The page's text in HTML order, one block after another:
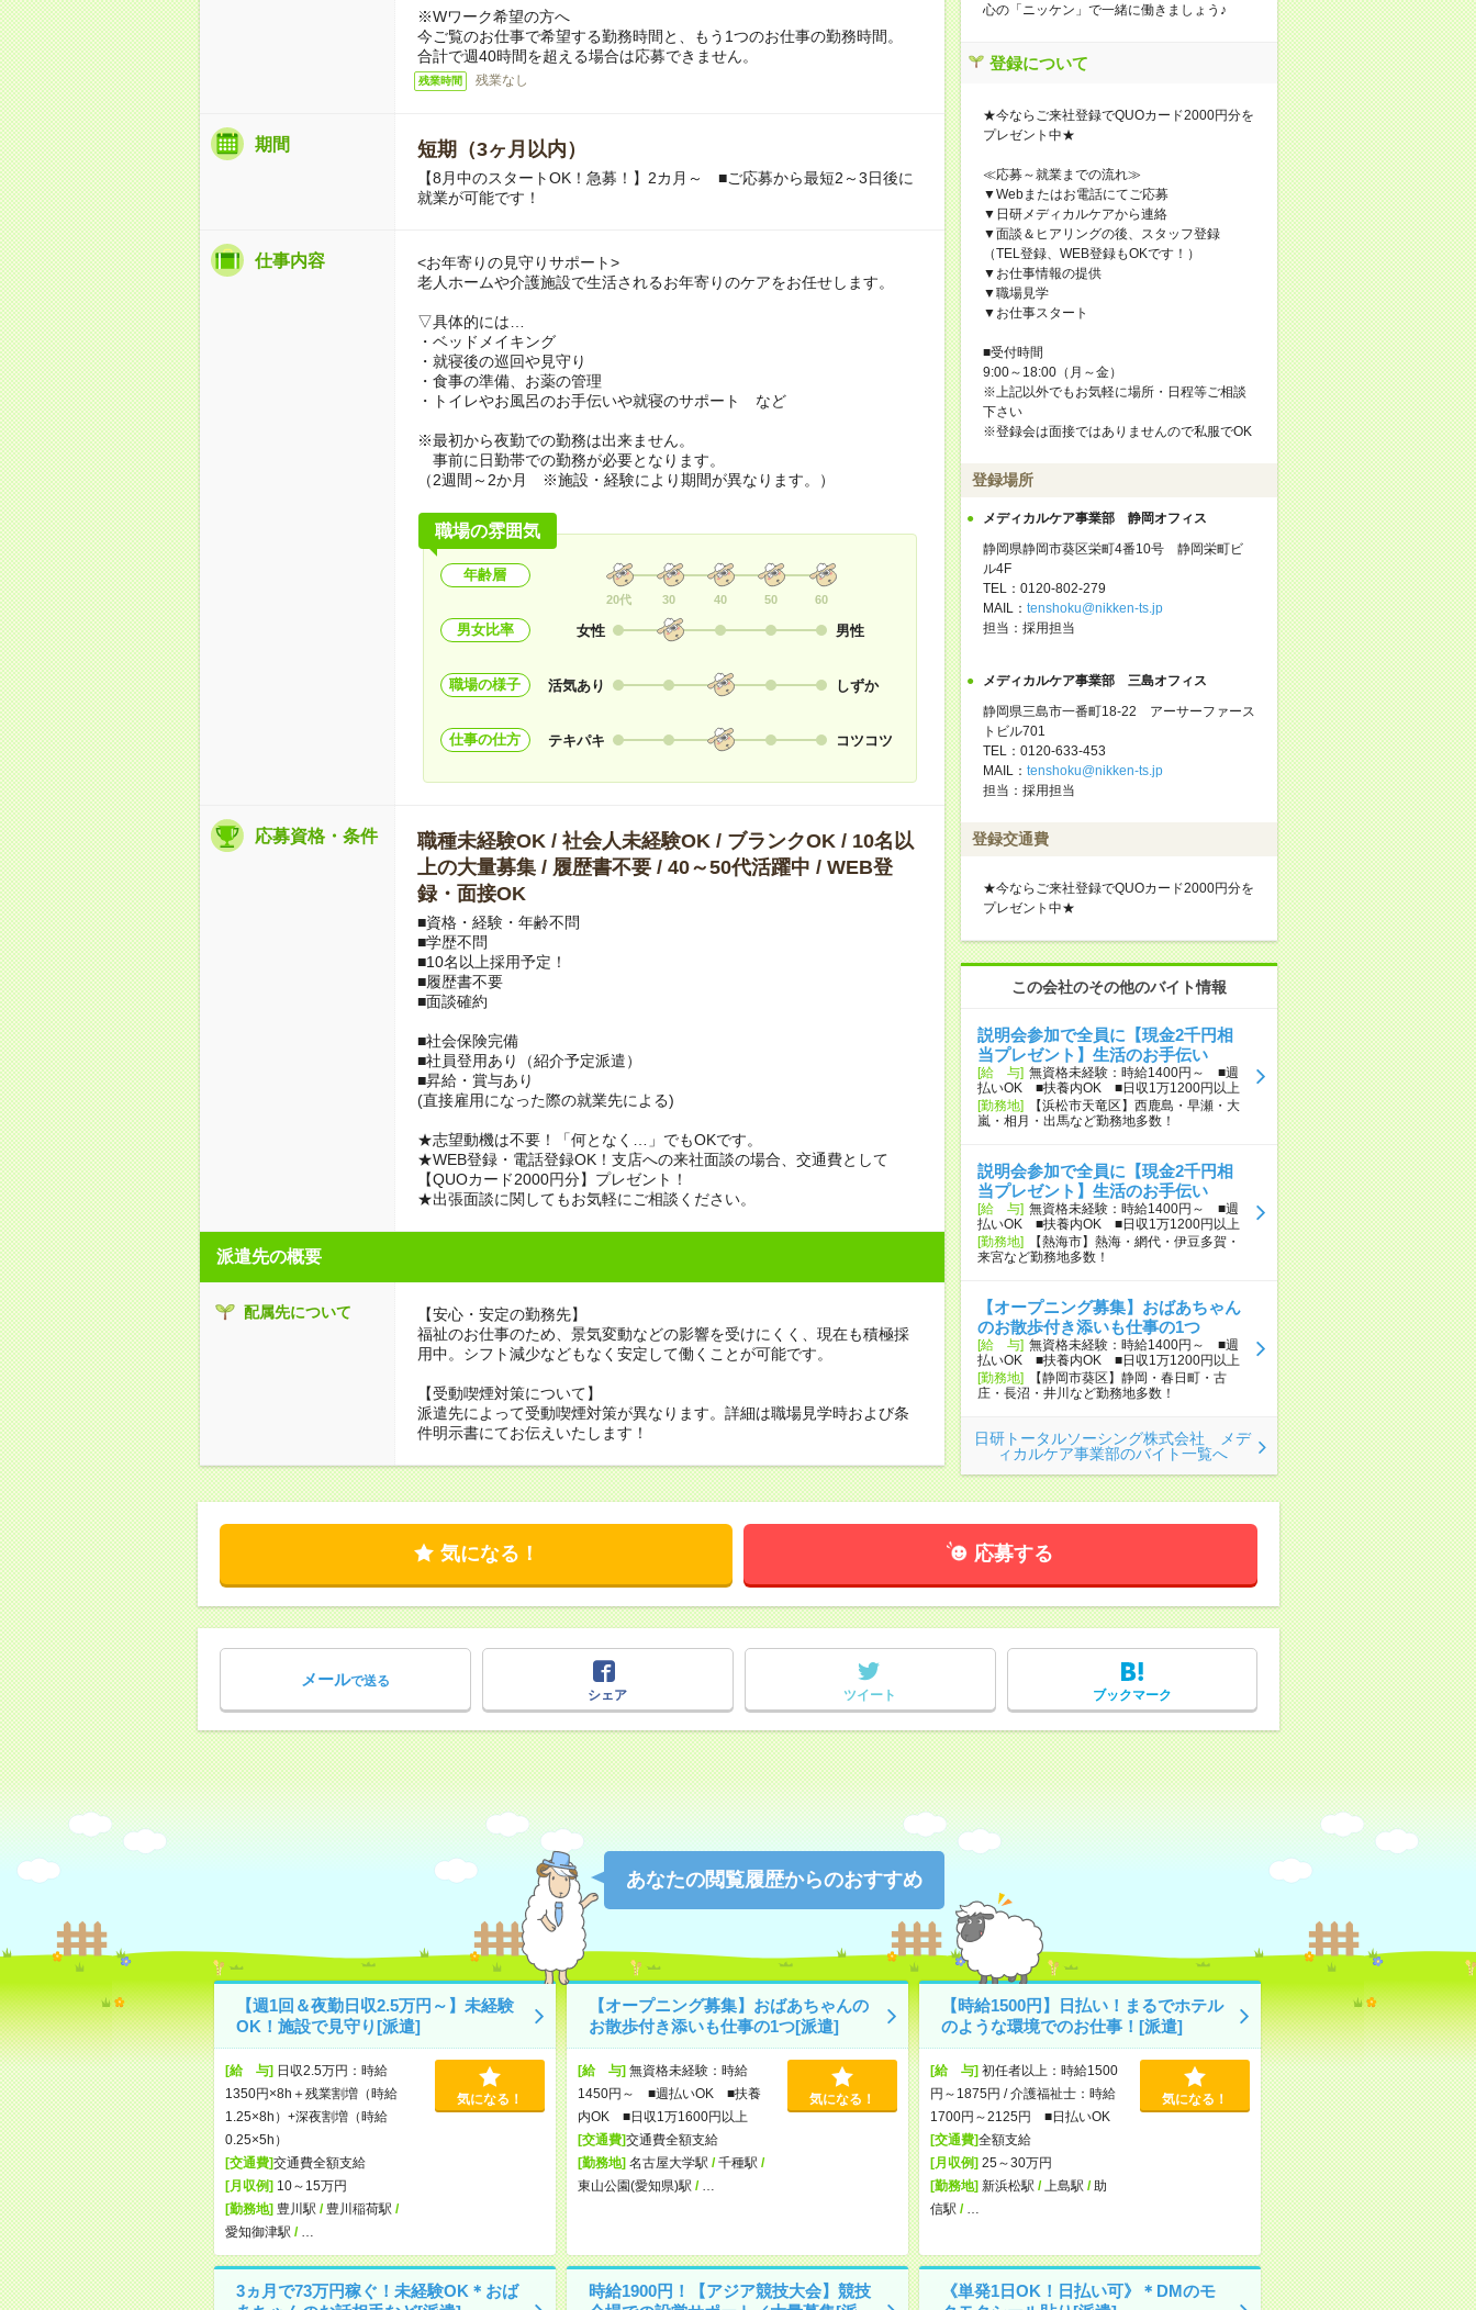
※Wワーク希望の方へ
今ご覧のお仕事で希望する勤務時間と、もう1つのお仕事の勤務時間。
合計で週40時間を超える場合は応募できません。
残業時間 残業なし
期間 短期（3ヶ月以内）
【8月中のスタートOK！急募！】2カ月～ ■ご応募から最短2～3日後に
就業が可能です！
仕事内容
<お年寄りの見守りサポート>
老人ホームや介護施設で生活されるお年寄りのケアをお任せします。
▽具体的には…
・ベッドメイキング
・就寝後の巡回や見守り
・食事の準備、お薬の管理
・トイレやお風呂のお手伝いや就寝のサポート など
※最初から夜勤での勤務は出来ません。
事前に日勤帯での勤務が必要となります。
（2週間～2か月 ※施設・経験により期間が異なります。）
職場の雰囲気
年齢層
20代 30 40 50 60
男女比率 女性 男性
職場の様子 活気あり しずか
仕事の仕方 テキパキ コツコツ
応募資格・条件
職種未経験OK / 社会人未経験OK / ブランクOK / 10名以
上の大量募集 / 履歴書不要 / 40～50代活躍中 / WEB登
録・面接OK
■資格・経験・年齢不問
■学歴不問
■10名以上採用予定！
■履歴書不要
■面談確約
■社会保険完備
■社員登用あり（紹介予定派遣）
■昇給・賞与あり
(直接雇用になった際の就業先による)
★志望動機は不要！「何となく…」でもOKです。
★WEB登録・電話登録OK！支店への来社面談の場合、交通費として
【QUOカード2000円分】プレゼント！
★出張面談に関してもお気軽にご相談ください。
派遣先の概要
配属先について
【安心・安定の勤務先】
福祉のお仕事のため、景気変動などの影響を受けにくく、現在も積極採
用中。シフト減少などもなく安定して働くことが可能です。
【受動喫煙対策について】
派遣先によって受動喫煙対策が異なります。詳細は職場見学時および条
件明示書にてお伝えいたします！
心の「ニッケン」で一緒に働きましょう♪
登録について
★今ならご来社登録でQUOカード2000円分を
プレゼント中★
≪応募～就業までの流れ≫
▼Webまたはお電話にてご応募
▼日研メディカルケアから連絡
▼面談＆ヒアリングの後、スタッフ登録
（TEL登録、WEB登録もOKです！）
▼お仕事情報の提供
▼職場見学
▼お仕事スタート
■受付時間
9:00～18:00（月～金）
※上記以外でもお気軽に場所・日程等ご相談
下さい
※登録会は面接ではありませんので私服でOK
登録場所
メディカルケア事業部 静岡オフィス
静岡県静岡市葵区栄町4番10号 静岡栄町ビ
ル4F
TEL：0120-802-279
MAIL： tenshoku@nikken-ts.jp
担当：採用担当
メディカルケア事業部 三島オフィス
静岡県三島市一番町18-22 アーサーファース
トビル701
TEL：0120-633-453
MAIL： tenshoku@nikken-ts.jp
担当：採用担当
登録交通費
★今ならご来社登録でQUOカード2000円分を
プレゼント中★
この会社のその他のバイト情報
説明会参加で全員に【現金2千円相
当プレゼント】生活のお手伝い
[給 与] 無資格未経験：時給1400円～ ■週
払いOK ■扶養内OK ■日収1万1200円以上
[勤務地]
【浜松市天竜区】西鹿島・早瀬・大
嵐・相月・出馬など勤務地多数！
説明会参加で全員に【現金2千円相
当プレゼント】生活のお手伝い
[給 与] 無資格未経験：時給1400円～ ■週
払いOK ■扶養内OK ■日収1万1200円以上
[勤務地]
【熱海市】熱海・網代・伊豆多賀・
来宮など勤務地多数！
【オープニング募集】おばあちゃん
のお散歩付き添いも仕事の1つ
[給 与] 無資格未経験：時給1400円～ ■週
払いOK ■扶養内OK ■日収1万1200円以上
[勤務地]
【静岡市葵区】静岡・春日町・古
庄・長沼・井川など勤務地多数！
日研トータルソーシング株式会社 メデ
ィカルケア事業部のバイト一覧へ
気になる！ 応募する
メールで送る
シェア
ツイート ブックマーク
あなたの閲覧履歴からのおすすめ
【週1回＆夜勤日収2.5万円～】未経験
OK！施設で見守り[派遣]
[給 与]日収2.5万円：時給
1350円×8h＋残業割増（時給
1.25×8h）+深夜割増（時給
0.25×5h）
[交通費]交通費全額支給
[月収例]10～15万円
[勤務地]豊川駅 / 豊川稲荷駅 /
愛知御津駅 /
気になる！
【オープニング募集】おばあちゃんの
お散歩付き添いも仕事の1つ[派遣]
[給 与]無資格未経験：時給
1450円～ ■週払いOK ■扶養
内OK ■日収1万1600円以上
[交通費]交通費全額支給
[勤務地]名古屋大学駅 /千種駅 /
東山公園(愛知県)駅 /
気になる！
【時給1500円】日払い！まるでホテル
のような環境でのお仕事！[派遣]
[給 与]初任者以上：時給1500
円～1875円 / 介護福祉士：時給
1700円～2125円 ■日払いOK
[交通費]全額支給
[月収例]25～30万円
[勤務地]新浜松駅 / 上島駅 / 助
信駅 /
気になる！
3ヵ月で73万円稼ぐ！未経験OK＊おば
時給1900円！【アジア競技大会】競技
《単発1日OK！日払い可》＊DMのモ